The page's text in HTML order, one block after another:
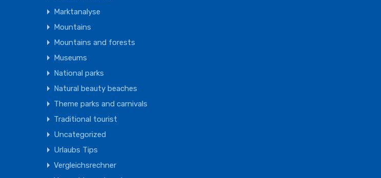
Marktanalyse
Mountains
Mountains and forests
Museums
National parks
Natural beauty beaches
Theme parks and carnivals
Traditional tourist
Uncategorized
Urlaubs Tips
Vergleichsrechner